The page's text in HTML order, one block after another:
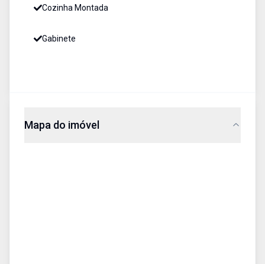
Cozinha Montada
Gabinete
Mapa do imóvel